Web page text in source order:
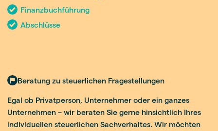
Finanzbuchführung
Abschlüsse
Beratung zu steuerlichen Fragestellungen
Egal ob Privatperson, Unternehmer oder ein ganzes
Unternehmen – wir beraten Sie gerne hinsichtlich Ihres
individuellen steuerlichen Sachverhaltes. Wir möchten